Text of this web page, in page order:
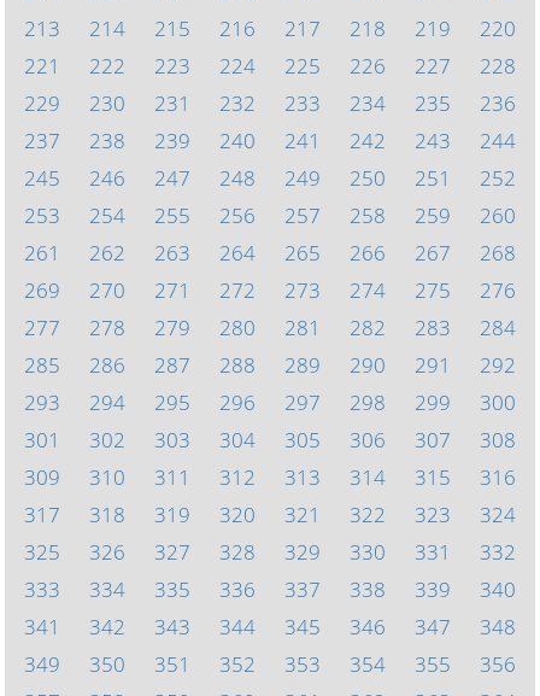
213
214 215 216 217 218 219
220
221
222 223 224 225 226 227
228
229
230 231 232 233 234 235
236
237
238 239 240 241 242 243
244
245
246 247 248 249 250 251
252
253
254 255 256 257 258 259
260
261
262 263 264 265 266 267
268
269
270 271 272 273 274 275
276
277
278 279 280 281 282 283
284
285
286 287 288 289 290 291
292
293
294 295 296 297 298 299
300
301
302 303 304 305 306 307
308
309
310 311 312 313 314 315
316
317
318 319 320 321 322 323
324
325
326 327 328 329 330 331
332
333
334 335 336 337 338 339
340
341
342 343 344 345 346 347
348
349
350 351 352 353 354 355
356